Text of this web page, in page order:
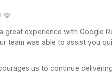
💙
great experience with Google
team was able to assist you
us to continue